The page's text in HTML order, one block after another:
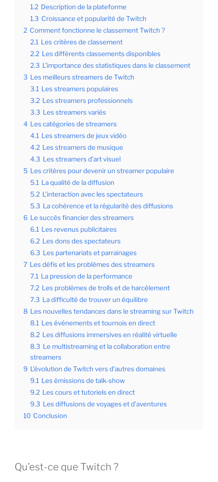
1.2 Description de la plateforme
1.3 Croissance et popularité de Twitch
2 Comment fonctionne le classement Twitch ?
2.1 Les critères de classement
2.2 Les différents classements disponibles
2.3 L’importance des statistiques dans le classement
3 Les meilleurs streamers de Twitch
3.1 Les streamers populaires
3.2 Les streamers professionnels
3.3 Les streamers variés
4 Les catégories de streamers
4.1 Les streamers de jeux vidéo
4.2 Les streamers de musique
4.3 Les streamers d’art visuel
5 Les critères pour devenir un streamer populaire
5.1 La qualité de la diffusion
5.2 L’interaction avec les spectateurs
5.3 La cohérence et la régularité des diffusions
6 Le succès financier des streamers
6.1 Les revenus publicitaires
6.2 Les dons des spectateurs
6.3 Les partenariats et parrainages
7 Les défis et les problèmes des streamers
7.1 La pression de la performance
7.2 Les problèmes de trolls et de harcèlement
7.3 La difficulté de trouver un équilibre
8 Les nouvelles tendances dans le streaming sur Twitch
8.1 Les événements et tournois en direct
8.2 Les diffusions immersives en réalité virtuelle
8.3 Le multistreaming et la collaboration entre
streamers
9 L’évolution de Twitch vers d’autres domaines
9.1 Les émissions de talk-show
9.2 Les cours et tutoriels en direct
9.3 Les diffusions de voyages et d’aventures
10 Conclusion
Qu’est-ce que Twitch ?